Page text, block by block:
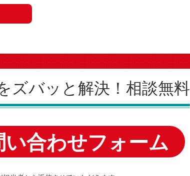
ズバッと解決！ 相談無料
い合わせフォーム